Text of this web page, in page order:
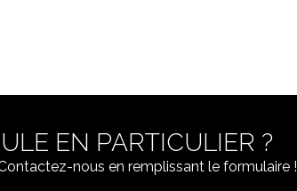
EN PARTICULIER ?
nous en remplissant le formulaire !